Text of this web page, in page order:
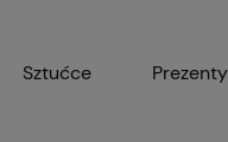
Sztućce Prezenty